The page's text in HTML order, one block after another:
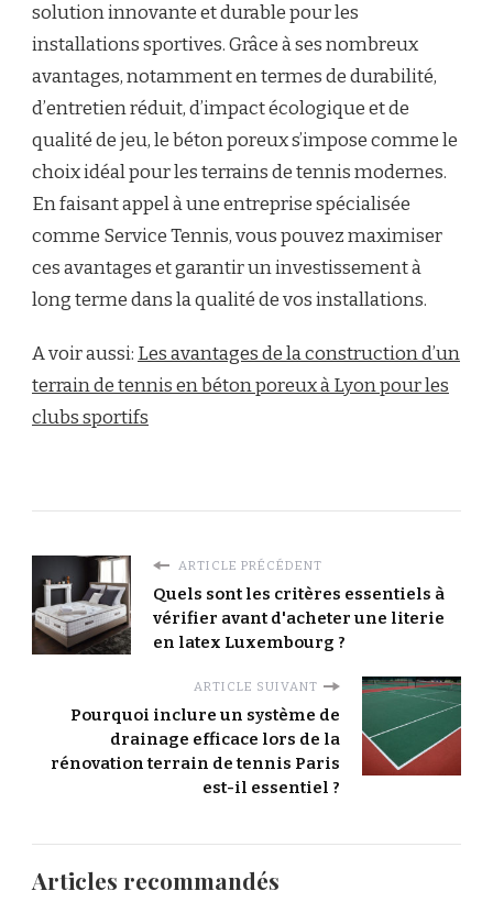
solution innovante et durable pour les
installations sportives. Grâce à ses nombreux
avantages, notamment en termes de durabilité,
d’entretien réduit, d’impact écologique et de
qualité de jeu, le béton poreux s’impose comme le
choix idéal pour les terrains de tennis modernes.
En faisant appel à une entreprise spécialisée
comme Service Tennis, vous pouvez maximiser
ces avantages et garantir un investissement à
long terme dans la qualité de vos installations.
A voir aussi: Les avantages de la construction d’un
terrain de tennis en béton poreux à Lyon pour les
clubs sportifs
ARTICLE PRÉCÉDENT
Quels sont les critères essentiels à
vérifier avant d'acheter une literie
en latex Luxembourg ?
ARTICLE SUIVANT
Pourquoi inclure un système de
drainage efficace lors de la
rénovation terrain de tennis Paris
est-il essentiel ?
Articles recommandés